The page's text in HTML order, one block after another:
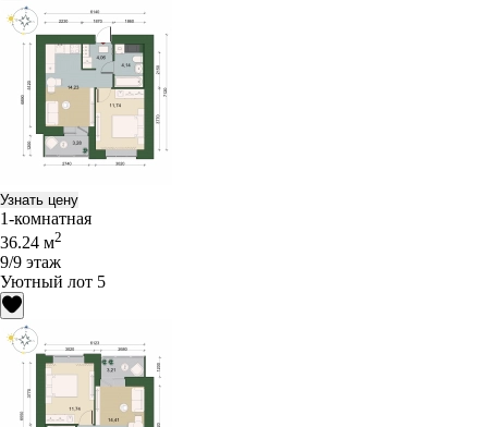
Узнать цену
1-комнатная
36.24 м2
9/9 этаж
Уютный лот 5